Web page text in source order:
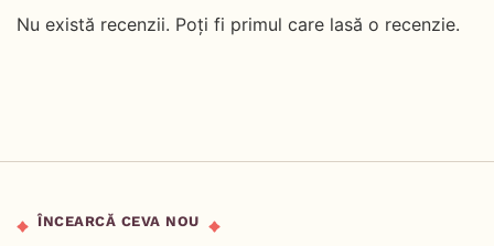
Nu există recenzii. Poți fi primul care lasă o recenzie.
ÎNCEARCĂ CEVA NOU